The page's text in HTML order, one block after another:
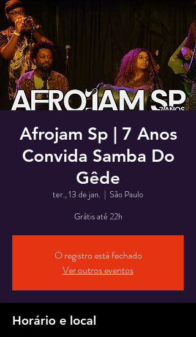
Afrojam Sp | 7 Anos
Convida Samba Do
Gêde
ter., 13 de jan.
  |
São Paulo
Grátis até 22h
O registro está fechado
Ver outros eventos
Horário e local